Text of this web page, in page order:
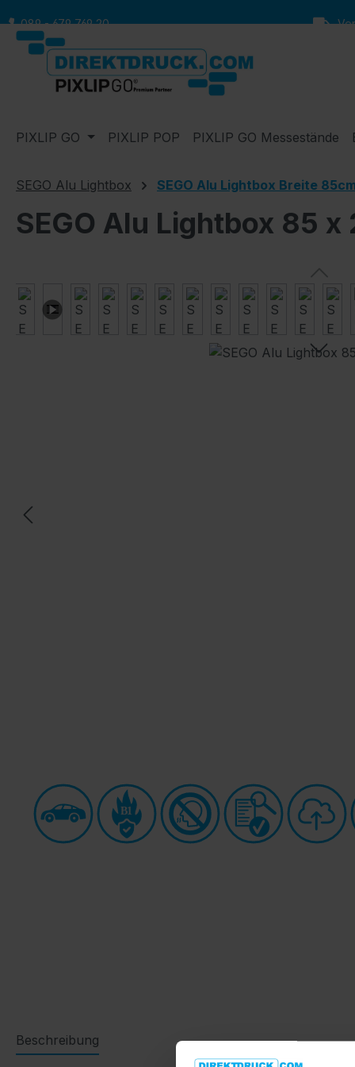
Hauptinhalt springen
Zur Suche springen
Zur Hauptnavigation springen
089 - 679 769 20
PIXLIP GO PIXLIP POP PIXLIP GO Messestände
SEGO Alu Lightbox SEGO Alu Lightbox Breite
SEGO Alu Lightbox 85 x
Bildergalerie überspringen
B1
Beschreibung